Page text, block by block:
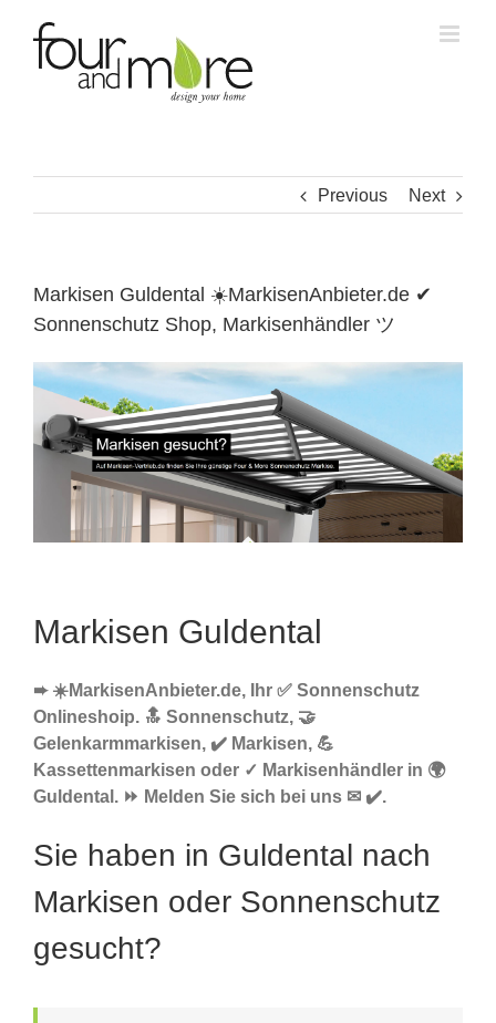
content
Previous Next
Markisen Guldental ☀️MarkisenAnbieter.de ✔
Sonnenschutz Shop, Markisenhändler ツ
Markisen Guldental
➨ ☀️MarkisenAnbieter.de, Ihr ✅ Sonnenschutz
Onlineshoip. 🔝 Sonnenschutz, 🤝
Gelenkarmmarkisen, ✔️ Markisen, 💪
Kassettenmarkisen oder ✓ Markisenhändler in 🌍
Guldental. ⏩ Melden Sie sich bei uns ✉ ✔️.
Sie haben in Guldental nach
Markisen oder Sonnenschutz
gesucht?